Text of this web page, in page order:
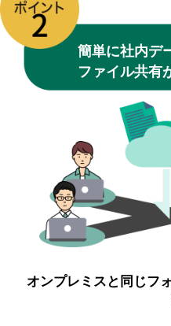
簡単に社内デ
ファイル共有
オンプレミスと同じフ